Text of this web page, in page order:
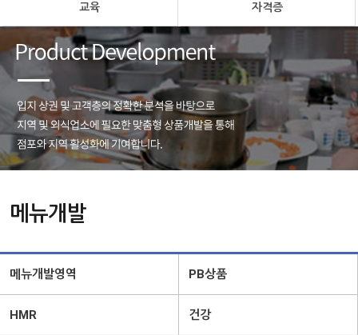
교육 자격증
메뉴개발
메뉴개발영역 PB상품
HMR 건강